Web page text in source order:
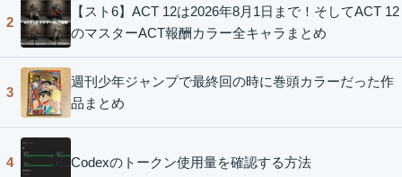
2
【スト6】ACT 12は2026年8月1日まで！そしてACT 12
のマスターACT報酬カラー全キャラまとめ
3
週刊少年ジャンプで最終回の時に巻頭カラーだった作
品まとめ
4 Codexのトークン使用量を確認する方法